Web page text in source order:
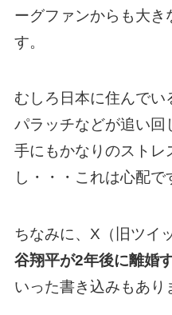
ーグファンからも大
す。
むしろ日本に住んで
パラッチなどが追い回
手にもかなりのストレ
し・・・これは心配で
ちなみに、X（旧ツイ
谷翔平が2年後に離婚
いった書き込みもあり